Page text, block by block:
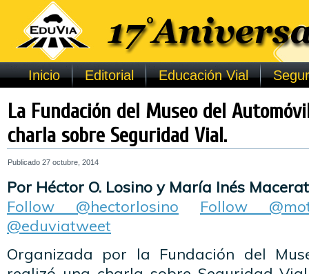
Inicio Editorial Educación Vial
La Fundación del Museo del
charla sobre Seguridad Vial.
Publicado 27 octubre, 2014
Por Héctor O. Losino y María Inés
Follow @hectorlosino
Follow
@eduviatweet
Organizada por la Fundación del